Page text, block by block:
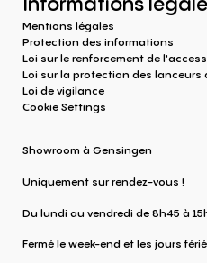
Showroom à Gensingen
Uniquement sur rendez-vous !
Du lundi au vendredi de 8h45 à
Fermé le week-end et les jours
Mentions légales
Protection des informations
Loi sur le renforcement de
Loi sur la protection des lanceurs
Loi de vigilance
Cookie Settings